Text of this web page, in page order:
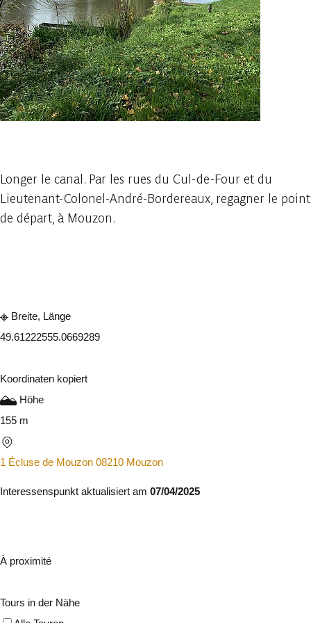
Longer le canal. Par les rues du Cul-de-Four et du
Lieutenant-Colonel-André-Bordereaux, regagner le point
de départ, à Mouzon.
Breite, Länge
49.61222555.0669289
Koordinaten kopiert
Höhe
155 m
1 Écluse de Mouzon 08210 Mouzon
Interessenspunkt aktualisiert am 07/04/2025
À proximité
Tours in der Nähe